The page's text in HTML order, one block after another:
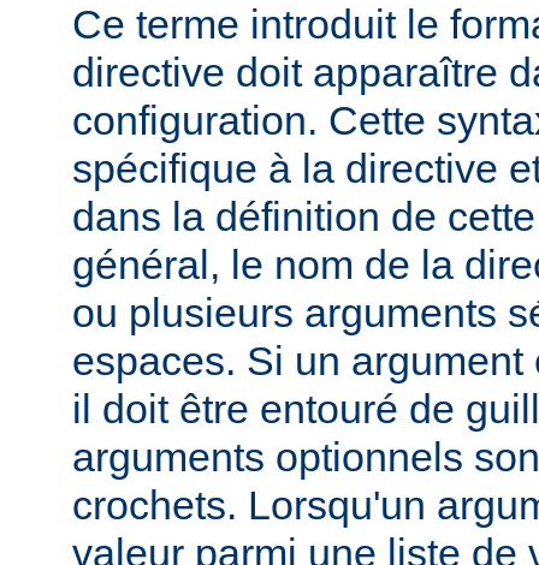
Ce terme introduit le
directive doit apparaître
configuration. Cette
spécifique à la directive
dans la définition de
général, le nom de la
ou plusieurs arguments
espaces. Si un
il doit être entouré de
arguments optionnels
crochets. Lorsqu'un
valeur parmi une liste de